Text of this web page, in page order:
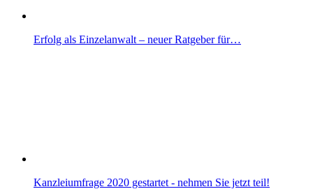
Erfolg als Einzelanwalt – neuer Ratgeber für…
Kanzleiumfrage 2020 gestartet - nehmen Sie jetzt teil!